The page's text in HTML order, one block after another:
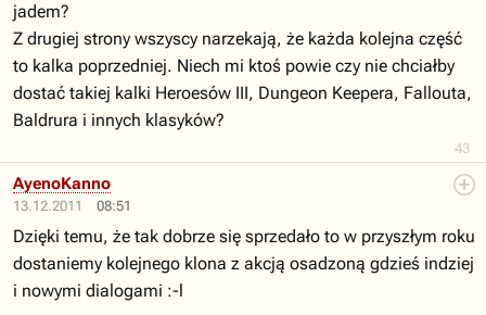
43
jadem?
Z drugiej strony wszyscy narzekają, że każda kolejna część
to kalka poprzedniej. Niech mi ktoś powie czy nie chciałby
dostać takiej kalki Heroesów III, Dungeon Keepera, Fallouta,
Baldrura i innych klasyków?
13.12.2011 08:51
AyenoKanno
Dzięki temu, że tak dobrze się sprzedało to w przyszłym roku
dostaniemy kolejnego klona z akcją osadzoną gdzieś indziej
i nowymi dialogami :-l